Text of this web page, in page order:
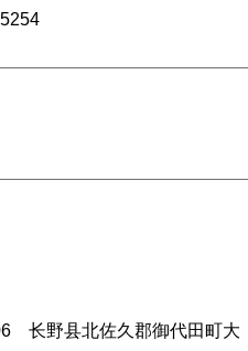
长野县北佐久郡御代田町大